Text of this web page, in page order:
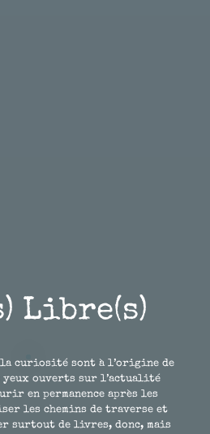
Libre(s)
la curiosité sont à l’origine de
yeux ouverts sur l’actualité
en permanence après les
les chemins de traverse et
surtout de livres, donc, mais